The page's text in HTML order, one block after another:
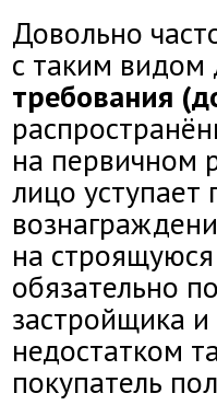
Довольно
с таким видом
требования
на первичном
лицо
на
обязательно
застройщика
недостатком
покупатель